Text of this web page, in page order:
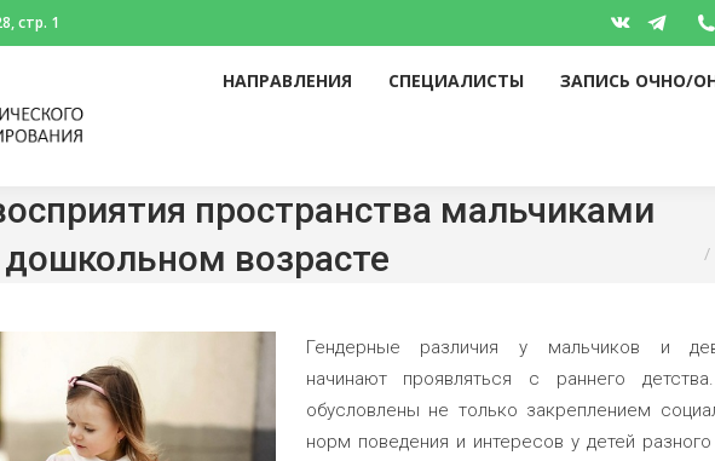
стр. 1
Вконтакте
НАПРАВЛЕНИЯ СПЕЦИАЛИСТЫ ЗАПИСЬ ОЧНО/
пространства мальчиками
возрасте
Гендерные различия у мальчиков и
начинают проявляться с раннего
обусловлены не только закреплением
норм поведения и интересов у детей разного
ЗАПИСЬ ОЧНО/